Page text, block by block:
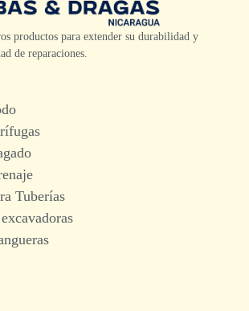
productos para extender su durabilidad y
de reparaciones.
Tuberías